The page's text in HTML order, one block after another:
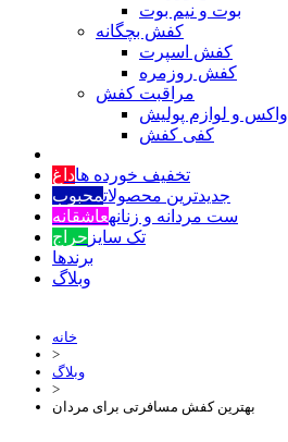
بوت و نیم بوت
کفش بچگانه
کفش اسپرت
کفش روزمره
مراقبت کفش
واکس و لوازم پولیش
کفی کفش
تخفیف خورده هاداغ
جدیدترین محصولاتمحبوب
ست مردانه و زنانهعاشقانه
تک سایز حراج
برندها
وبلاگ
خانه
>
وبلاگ
>
بهترین کفش مسافرتی برای مردان